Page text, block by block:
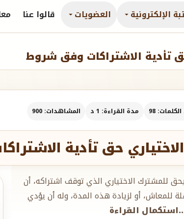
الإلكترونية العضويات قالوا عنا
تأدية الاشتراكات وفق شروط
98 مدة القراءة: 1 د المشاهدات: 900
حق تأدية
للمشترك الاختياري الذي توقف اشتراكه، أن
للمعاش، أو لزيادة هذه المدة، وله أن يؤدي
القراءة